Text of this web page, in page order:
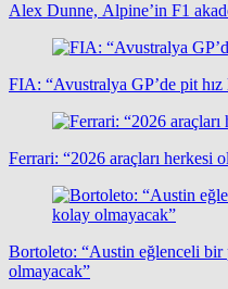
Alex Dunne, Alpine’in F1
FIA: “Avustralya GP’de pit
Ferrari: “2026 araçları herkesi
Bortoleto: “Austin eğlenceli
olmayacak”